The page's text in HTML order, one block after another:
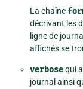
La chaîne
décrivant les
ligne de
affichés se
verbosequi
journal ainsi